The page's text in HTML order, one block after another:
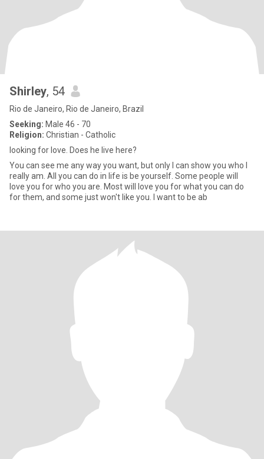
Shirley, 54
Rio de Janeiro, Rio de Janeiro, Brazil
Seeking: Male 46 - 70
Religion: Christian - Catholic
looking for love. Does he live here?
You can see me any way you want, but only I can show you who I
really am. All you can do in life is be yourself. Some people will
love you for who you are. Most will love you for what you can do
for them, and some just won't like you. I want to be ab